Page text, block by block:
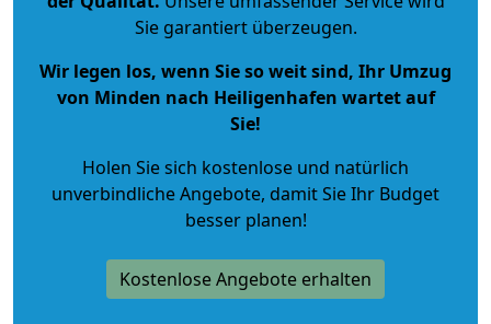
Sie garantiert überzeugen.
Wir legen los, wenn Sie so weit sind, Ihr Umzug
von Minden nach Heiligenhafen wartet auf
Sie!
Holen Sie sich kostenlose und natürlich
unverbindliche Angebote, damit Sie Ihr Budget
besser planen!
Kostenlose Angebote erhalten